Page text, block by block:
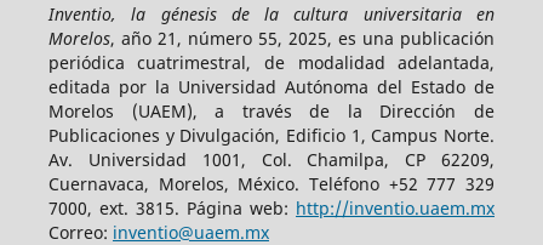
Inventio, la génesis de la cultura universitaria en
Morelos, año 21, número 55, 2025, es una publicación
periódica cuatrimestral, de modalidad adelantada,
editada por la Universidad Autónoma del Estado de
Morelos (UAEM), a través de la Dirección de
Publicaciones y Divulgación, Edificio 1, Campus Norte.
Av. Universidad 1001, Col. Chamilpa, CP 62209,
Cuernavaca, Morelos, México. Teléfono +52 777 329
7000, ext. 3815. Página web: http://inventio.uaem.mx
Correo: inventio@uaem.mx